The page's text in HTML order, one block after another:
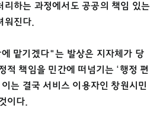
리하는 과정에서도 공공의 책임 있는
워진다.
맡기겠다"는 발상은 지자체가 당
적 책임을 민간에 떠넘기는 ‘행정 편
는 결국 서비스 이용자인 창원시민
이다.